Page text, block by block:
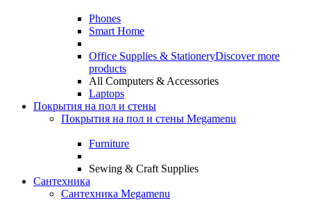
Phones
Smart Home
Office Supplies & StationeryDiscover more
products
All Computers & Accessories
Laptops
Покрытия на пол и стены
Покрытия на пол и стены Megamenu
Furniture
Sewing & Craft Supplies
Сантехника
Сантехника Megamenu